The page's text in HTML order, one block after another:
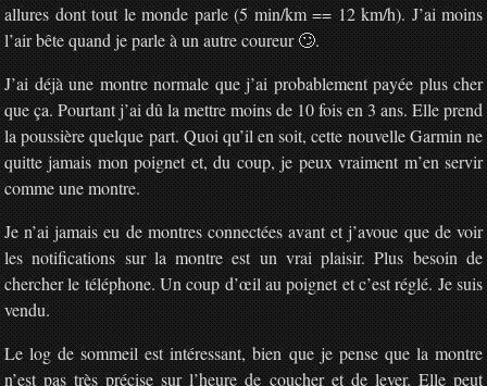
allures dont tout le monde parle (5 min/km == 12 km/h). J’ai moins
l’air bête quand je parle à un autre coureur 🙄.
J’ai déjà une montre normale que j’ai probablement payée plus cher
que ça. Pourtant j’ai dû la mettre moins de 10 fois en 3 ans. Elle prend
la poussière quelque part. Quoi qu’il en soit, cette nouvelle Garmin ne
quitte jamais mon poignet et, du coup, je peux vraiment m’en servir
comme une montre.
Je n’ai jamais eu de montres connectées avant et j’avoue que de voir
les notifications sur la montre est un vrai plaisir. Plus besoin de
chercher le téléphone. Un coup d’œil au poignet et c’est réglé. Je suis
vendu.
Le log de sommeil est intéressant, bien que je pense que la montre
n’est pas très précise sur l’heure de coucher et de lever. Elle peut